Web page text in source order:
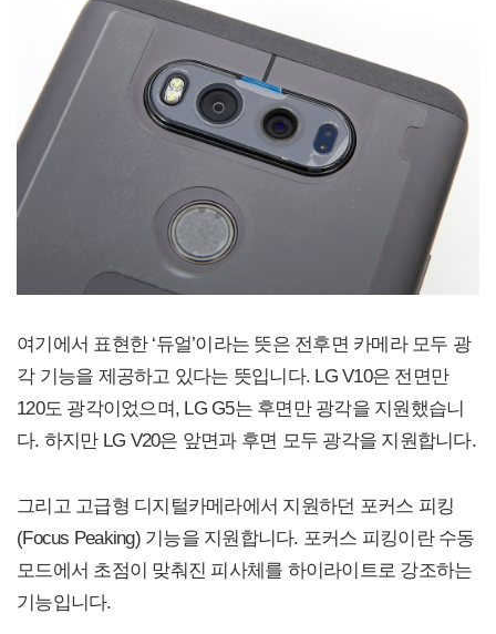
여기에서 표현한 ‘듀얼’이라는 뜻은 전후면 카메라 모두 광
각 기능을 제공하고 있다는 뜻입니다. LG V10은 전면만
120도 광각이었으며, LG G5는 후면만 광각을 지원했습니
다. 하지만 LG V20은 앞면과 후면 모두 광각을 지원합니다.
그리고 고급형 디지털카메라에서 지원하던 포커스 피킹
(Focus Peaking) 기능을 지원합니다. 포커스 피킹이란 수동
모드에서 초점이 맞춰진 피사체를 하이라이트로 강조하는
기능입니다.